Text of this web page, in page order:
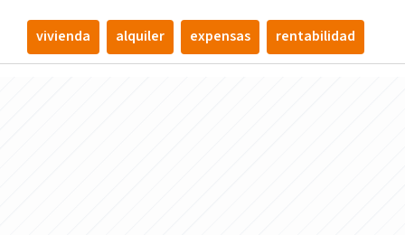
vivienda alquiler expensas rentabilidad